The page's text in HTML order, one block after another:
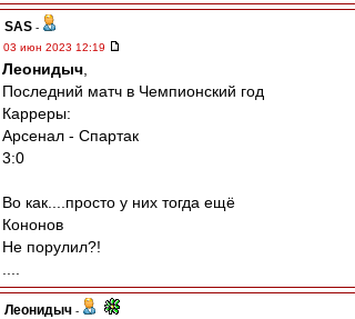
SAS -
03 июн 2023 12:19
Леонидыч
Последний матч в Чемпионский год
Карреры:
Арсенал - Спартак
3:0
Во как....просто у них тогда ещё
Кононов
Не порулил?!
Леонидыч -